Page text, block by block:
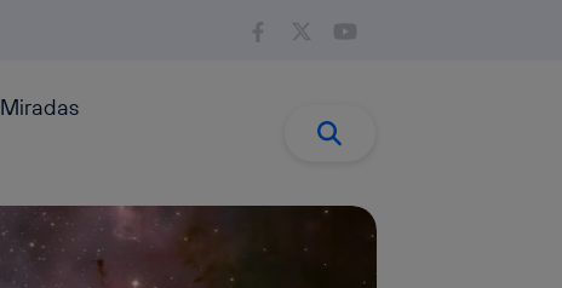
Miradas
Buscar